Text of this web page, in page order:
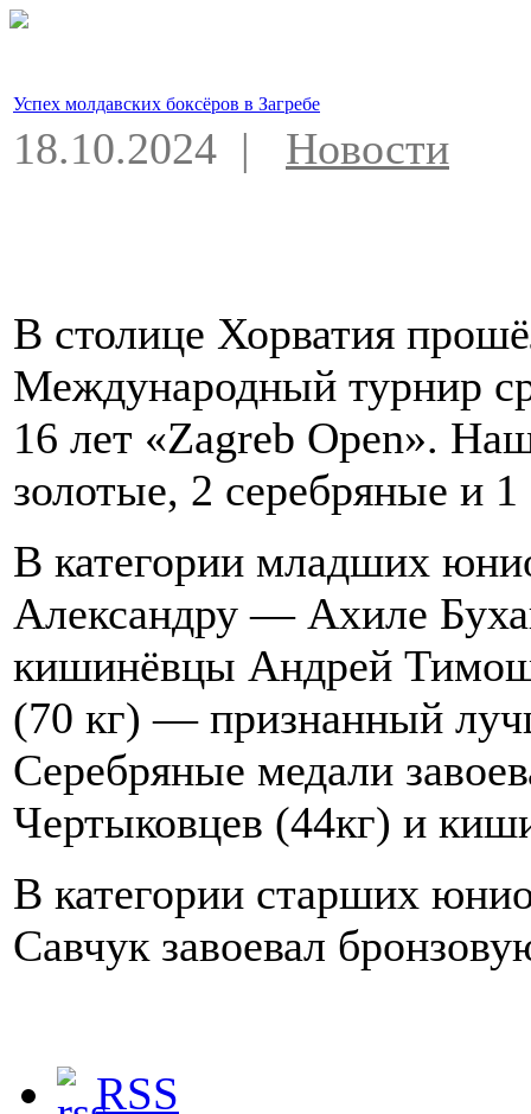
Успех молдавских боксёров в Загребе
18.10.2024 | Новости
В столице Хорватия
Международный турнир
16 лет «Zagreb Open».
золотые, 2 серебряные и
В категории младших
Александру — Ахиле
кишинёвцы Андрей
(70 кг) — признанный
Серебряные медали
Чертыковцев (44кг) и
В категории старших
Савчук завоевал
RSS